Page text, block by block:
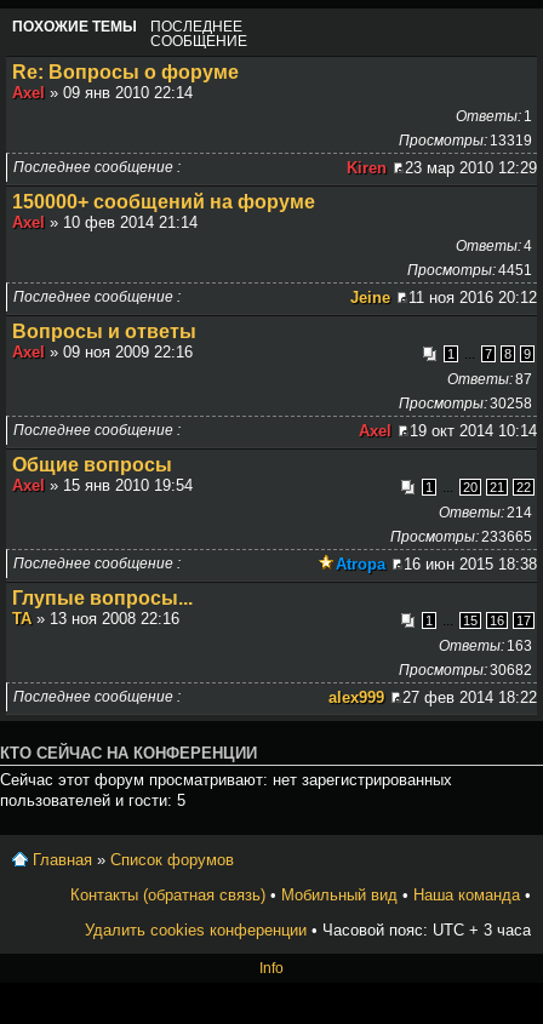
ПОХОЖИЕ ТЕМЫ
ПОСЛЕДНЕЕ
СООБЩЕНИЕ
Re: Вопросы о форуме
Axel » 09 янв 2010 22:14
1
Ответы
13319
Просмотры
Последнее сообщение
Kiren 23 мар 2010 12:29
150000+ сообщений на форуме
Axel » 10 фев 2014 21:14
4
Ответы
4451
Просмотры
Последнее сообщение
Jeine 11 ноя 2016 20:12
Вопросы и ответы
1 ... 7 8 9
Axel » 09 ноя 2009 22:16
87
Ответы
30258
Просмотры
Последнее сообщение
Axel 19 окт 2014 10:14
Общие вопросы
1 ... 20 21 22
Axel » 15 янв 2010 19:54
214
Ответы
233665
Просмотры
Последнее сообщение
Atropa 16 июн 2015 18:38
Глупые вопросы...
1 ... 15 16 17
TA» 13 ноя 2008 22:16
163
Ответы
30682
Просмотры
Последнее сообщение
alex999 27 фев 2014 18:22
КТО СЕЙЧАС НА КОНФЕРЕНЦИИ
Сейчас этот форум просматривают: нет зарегистрированных
пользователей и гости: 5
Главная » Список форумов
Контакты (обратная связь) • Мобильный вид • Наша команда •
Удалить cookies конференции • Часовой пояс: UTC + 3 часа
Info